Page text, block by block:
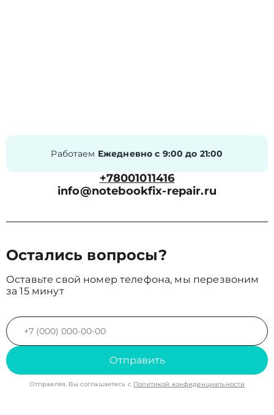
Работаем Ежедневно с 9:00 до 21:00
+78001011416
info@notebookfix-repair.ru
Остались вопросы?
Оставьте свой номер телефона, мы перезвоним
за 15 минут
Отправить
Отправляя, Вы соглашаетесь с Политикой конфиденциальности